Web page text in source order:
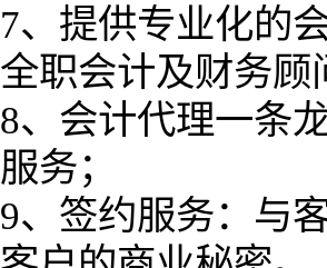
7、提供专业化的
全职会计及财务顾
8、会计代理一条
服务；
9、签约服务：与